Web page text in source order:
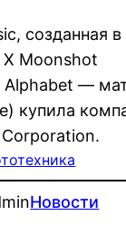
созданная в
X Moonshot
Alphabet —
купила
Новости